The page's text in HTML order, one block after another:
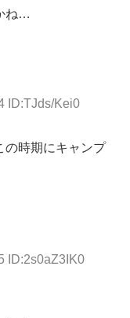
ね…
ID:TJds/Kei0
の時期にキャンプ
ID:2s0aZ3IK0